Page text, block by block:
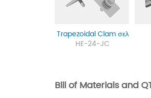
Trapezoidal Clamσελ
HE-24-JC
Bill of Materials and